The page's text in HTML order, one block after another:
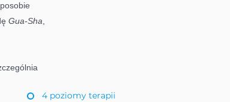
4 poziomy terapii
Gua-Sha